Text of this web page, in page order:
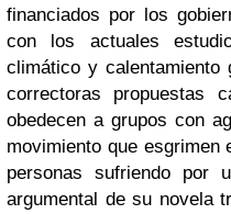
financiados por los
con los actuales
climático y calentamiento
correctoras propuestas
obedecen a grupos con
movimiento que esgrimen
personas sufriendo por
argumental de su novela